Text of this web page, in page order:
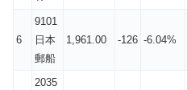
6
9101
日本
郵船
1,961.00 -126 -6.04%
2035